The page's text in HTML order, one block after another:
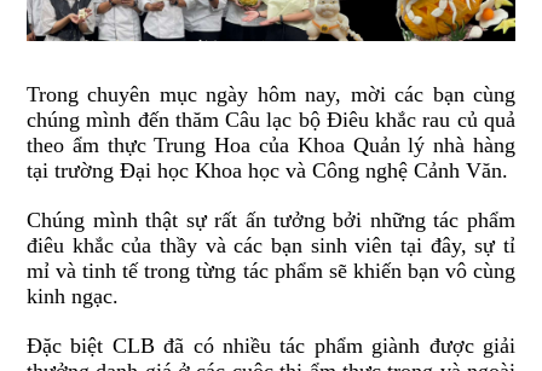
Trong chuyên mục ngày hôm nay, mời các bạn cùng
chúng mình đến thăm Câu lạc bộ Điêu khắc rau củ quả
theo ẩm thực Trung Hoa của Khoa Quản lý nhà hàng
tại trường Đại học Khoa học và Công nghệ Cảnh Văn.
Chúng mình thật sự rất ấn tưởng bởi những tác phẩm
điêu khắc của thầy và các bạn sinh viên tại đây, sự tỉ
mỉ và tinh tế trong từng tác phẩm sẽ khiến bạn vô cùng
kinh ngạc.
Đặc biệt CLB đã có nhiều tác phẩm giành được giải